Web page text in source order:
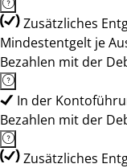
Zusätzliches
Mindestentgelt je
Bezahlen mit der
In der
Bezahlen mit der
Zusätzliches